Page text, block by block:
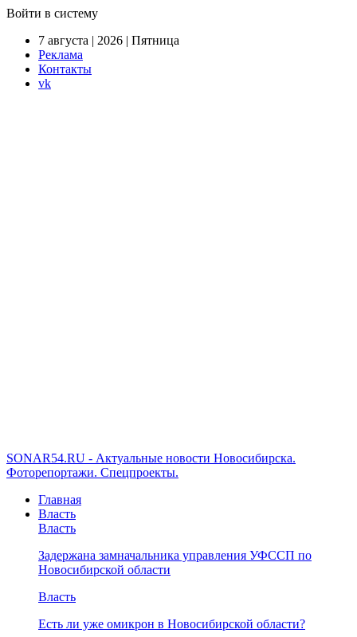
Войти в систему
7 августа | 2026 | Пятница
Реклама
Контакты
vk
SONAR54.RU - Актуальные новости Новосибирска.
Фоторепортажи. Спецпроекты.
Главная
Власть
Власть
Задержана замначальника управления УФССП по
Новосибирской области
Власть
Есть ли уже омикрон в Новосибирской области?